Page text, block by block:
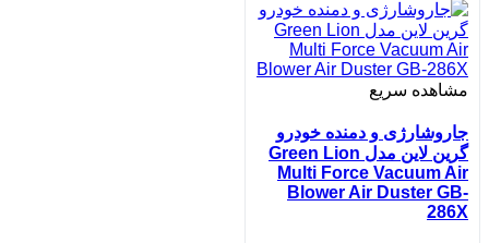
مشاهده سریع
جاروشارژی و دمنده خودرو
گرین لاین مدل Green Lion
Multi Force Vacuum Air
Blower Air Duster GB-
286X